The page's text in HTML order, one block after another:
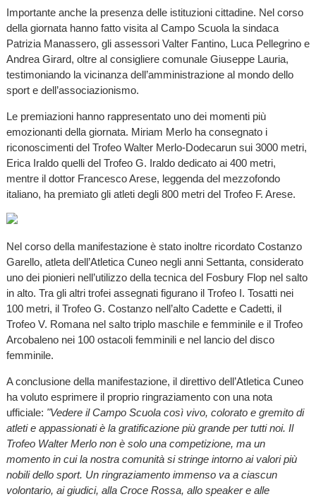
Importante anche la presenza delle istituzioni cittadine. Nel corso
della giornata hanno fatto visita al Campo Scuola la sindaca
Patrizia Manassero, gli assessori Valter Fantino, Luca Pellegrino e
Andrea Girard, oltre al consigliere comunale Giuseppe Lauria,
testimoniando la vicinanza dell’amministrazione al mondo dello
sport e dell’associazionismo.
Le premiazioni hanno rappresentato uno dei momenti più
emozionanti della giornata. Miriam Merlo ha consegnato i
riconoscimenti del Trofeo Walter Merlo-Dodecarun sui 3000 metri,
Erica Iraldo quelli del Trofeo G. Iraldo dedicato ai 400 metri,
mentre il dottor Francesco Arese, leggenda del mezzofondo
italiano, ha premiato gli atleti degli 800 metri del Trofeo F. Arese.
Nel corso della manifestazione è stato inoltre ricordato Costanzo
Garello, atleta dell’Atletica Cuneo negli anni Settanta, considerato
uno dei pionieri nell’utilizzo della tecnica del Fosbury Flop nel salto
in alto. Tra gli altri trofei assegnati figurano il Trofeo I. Tosatti nei
100 metri, il Trofeo G. Costanzo nell’alto Cadette e Cadetti, il
Trofeo V. Romana nel salto triplo maschile e femminile e il Trofeo
Arcobaleno nei 100 ostacoli femminili e nel lancio del disco
femminile.
A conclusione della manifestazione, il direttivo dell’Atletica Cuneo
ha voluto esprimere il proprio ringraziamento con una nota
ufficiale: "Vedere il Campo Scuola così vivo, colorato e gremito di
atleti e appassionati è la gratificazione più grande per tutti noi. Il
Trofeo Walter Merlo non è solo una competizione, ma un
momento in cui la nostra comunità si stringe intorno ai valori più
nobili dello sport. Un ringraziamento immenso va a ciascun
volontario, ai giudici, alla Croce Rossa, allo speaker e alle